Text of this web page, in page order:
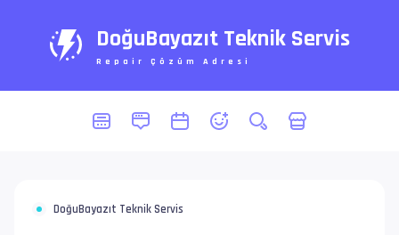
DoğuBayazıt Teknik Servis
Repair Çözüm Adresi
DoğuBayazıt Teknik Servis